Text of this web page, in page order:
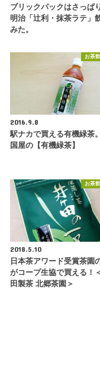
ブリックパックはさっぱ
明治「辻利・抹茶ラテ」
みた。
お茶
2016.9.8
駅ナカで買える有機緑茶
国屋の【有機緑茶】
お茶
2018.5.10
日本茶アワード受賞茶園
がコープ生協で買える！
田製茶 北郷茶園＞